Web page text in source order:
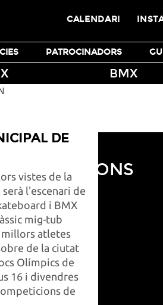
PATROCINADORS
CALENDARI
BMX
DE
vistes de la
l'escenari de
i BMX
mig-tub
atletes
de la ciutat
Olímpics de
16 i divendres
de